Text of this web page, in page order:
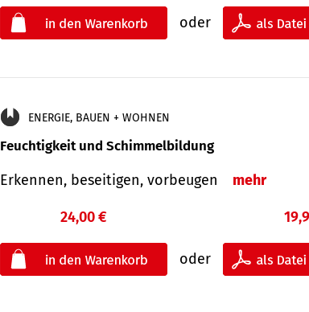
oder
ENERGIE, BAUEN + WOHNEN
Feuchtigkeit und Schimmelbildung
Erkennen, beseitigen, vorbeugen mehr
24,00 €
oder